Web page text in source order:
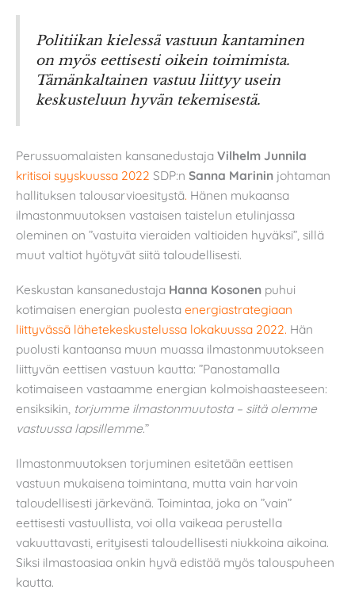
Politiikan kielessä vastuun kantaminen
on myös eettisesti oikein toimimista.
Tämänkaltainen vastuu liittyy usein
keskusteluun hyvän tekemisestä.
Perussuomalaisten kansanedustaja Vilhelm Junnila
kritisoi syyskuussa 2022 SDP:n Sanna Marinin johtaman
hallituksen talousarvioesitystä. Hänen mukaansa
ilmastonmuutoksen vastaisen taistelun etulinjassa
oleminen on ”vastuita vieraiden valtioiden hyväksi”, sillä
muut valtiot hyötyvät siitä taloudellisesti.
Keskustan kansanedustaja Hanna Kosonen puhui
kotimaisen energian puolesta energiastrategiaan
liittyvässä lähetekeskustelussa lokakuussa 2022. Hän
puolusti kantaansa muun muassa ilmastonmuutokseen
liittyvän eettisen vastuun kautta: ”Panostamalla
kotimaiseen vastaamme energian kolmoishaasteeseen:
ensiksikin, torjumme ilmastonmuutosta – siitä olemme
vastuussa lapsillemme.”
Ilmastonmuutoksen torjuminen esitetään eettisen
vastuun mukaisena toimintana, mutta vain harvoin
taloudellisesti järkevänä. Toimintaa, joka on ”vain”
eettisesti vastuullista, voi olla vaikeaa perustella
vakuuttavasti, erityisesti taloudellisesti niukkoina aikoina.
Siksi ilmastoasiaa onkin hyvä edistää myös talouspuheen
kautta.